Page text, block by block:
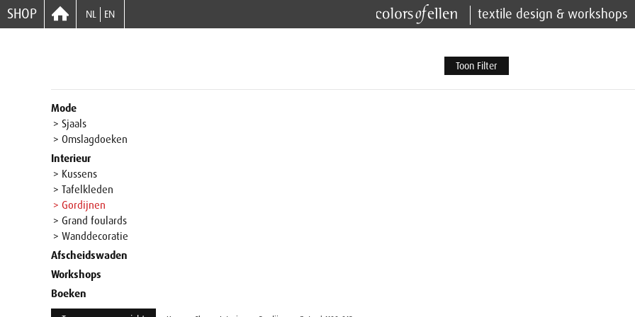
SHOP NL EN textile design & workshops
Toon Filter
Mode
> Sjaals
> Omslagdoeken
Interieur
> Kussens
> Tafelkleden
> Gordijnen
> Grand foulards
> Wanddecoratie
Afscheidswaden
Workshops
Boeken